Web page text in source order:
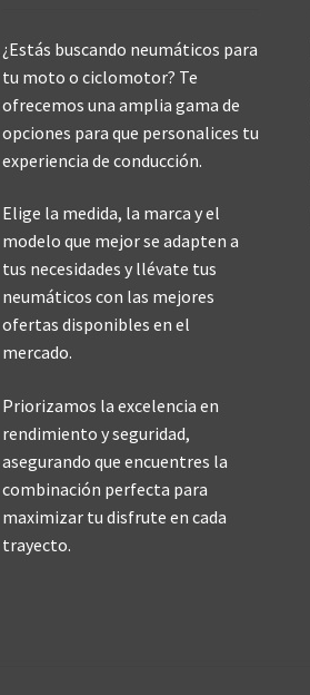
¿Estás buscando neumáticos para
tu moto o ciclomotor? Te
ofrecemos una amplia gama de
opciones para que personalices tu
experiencia de conducción.
Elige la medida, la marca y el
modelo que mejor se adapten a
tus necesidades y llévate tus
neumáticos con las mejores
ofertas disponibles en el
mercado.
Priorizamos la excelencia en
rendimiento y seguridad,
asegurando que encuentres la
combinación perfecta para
maximizar tu disfrute en cada
trayecto.